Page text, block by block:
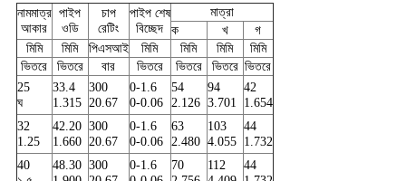
নামমাত্র
আকার
পাইপ
ওডি
চাপ
রেটিং
পাইপ শেষ
বিচ্ছেদ
মাত্রা
ক
খ
গ
মিমি
মিমি পিএসআই মিমি মিমি মিমি
মিমি
ভিতরে
ভিতরে বার ভিতরে ভিতরে ভিতরে ভিতরে
25
ঘ
33.4
1.315
300
20.67
0-1.6
0-0.06
54
2.126
94
3.701
42
1.654
32
1.25
42.20
1.660
300
20.67
0-1.6
0-0.06
63
2.480
103
4.055
44
1.732
40
48.30 300
0-1.6
70
112
44